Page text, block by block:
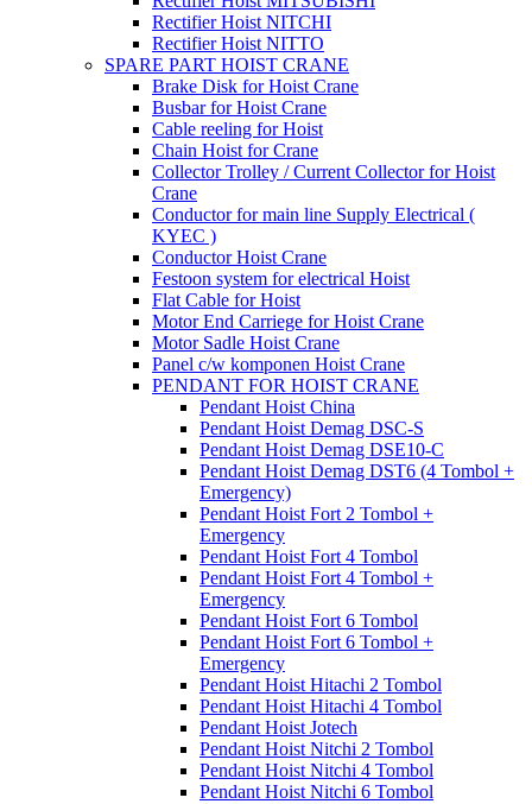
Rectifier Hoist NITCHI
Rectifier Hoist NITTO
SPARE PART HOIST CRANE
Brake Disk for Hoist Crane
Busbar for Hoist Crane
Cable reeling for Hoist
Chain Hoist for Crane
Collector Trolley / Current Collector for Hoist
Crane
Conductor for main line Supply Electrical (
KYEC )
Conductor Hoist Crane
Festoon system for electrical Hoist
Flat Cable for Hoist
Motor End Carriege for Hoist Crane
Motor Sadle Hoist Crane
Panel c/w komponen Hoist Crane
PENDANT FOR HOIST CRANE
Pendant Hoist China
Pendant Hoist Demag DSC-S
Pendant Hoist Demag DSE10-C
Pendant Hoist Demag DST6 (4 Tombol +
Emergency)
Pendant Hoist Fort 2 Tombol +
Emergency
Pendant Hoist Fort 4 Tombol
Pendant Hoist Fort 4 Tombol +
Emergency
Pendant Hoist Fort 6 Tombol
Pendant Hoist Fort 6 Tombol +
Emergency
Pendant Hoist Hitachi 2 Tombol
Pendant Hoist Hitachi 4 Tombol
Pendant Hoist Jotech
Pendant Hoist Nitchi 2 Tombol
Pendant Hoist Nitchi 4 Tombol
Pendant Hoist Nitchi 6 Tombol